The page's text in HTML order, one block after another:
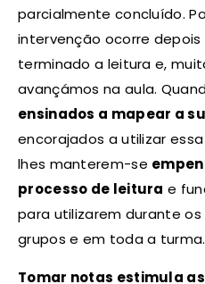
parcialmente concluído.
intervenção ocorre
terminado a leitura e,
avançámos na aula.
ensinados a mapear a
encorajados a utilizar
lhes manterem-se
processo de leitura e
para utilizarem durante
grupos e em toda a turma.
Tomar notas estimula